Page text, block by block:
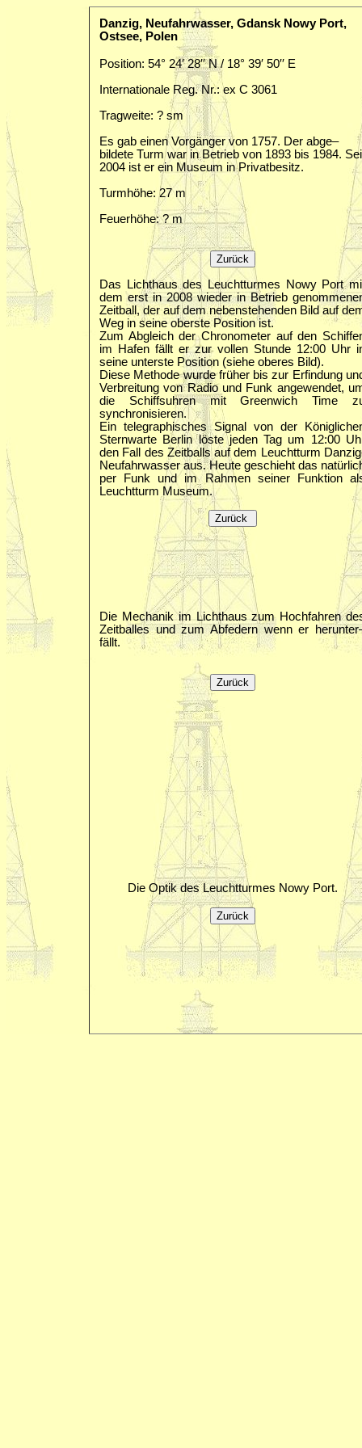
Danzig, Neufahrwasser, Gdansk Nowy Port,
Ostsee, Polen
Position: 54° 24′ 28′′ N / 18° 39′ 50′′ E
Internationale Reg. Nr.: ex C 3061
Tragweite: ? sm
Es gab einen Vorgänger von 1757. Der abge–
bildete Turm war in Betrieb von 1893 bis 1984.
2004 ist er ein Museum in Privatbesitz.
Turmhöhe: 27 m
Feuerhöhe: ? m
Das Lichthaus des Leuchtturmes Nowy Port
dem erst in 2008 wieder in Betrieb
Zeitball, der auf dem nebenstehenden Bild auf
Weg in seine oberste Position ist.
Zum Abgleich der Chronometer auf den
im Hafen fällt er zur vollen Stunde 12:00 Uhr
seine unterste Position (siehe oberes Bild).
Diese Methode wurde früher bis zur Erfindung
Verbreitung von Radio und Funk angewendet,
die Schiffsuhren mit Greenwich Time
synchronisieren.
Ein telegraphisches Signal von der
Sternwarte Berlin löste jeden Tag um 12:00
den Fall des Zeitballs auf dem Leuchtturm
Neufahrwasser aus. Heute geschieht das
per Funk und im Rahmen seiner Funktion
Leuchtturm Museum.
Die Mechanik im Lichthaus zum Hochfahren
Zeitballes und zum Abfedern wenn er
fällt.
Die Optik des Leuchtturmes Nowy Port.